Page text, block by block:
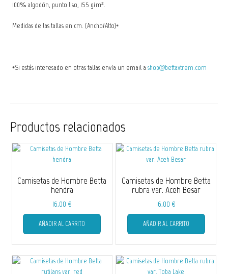
100% algodón, punto liso, 155 g/m².
Medidas de las tallas en cm. (Ancho/Alto)*
*Si estás interesado en otras tallas envía un email ashop@bettaxtrem.com
Productos relacionados
Camisetas de Hombre Betta
hendra
16,00 €
AÑADIR AL CARRITO
Este
múltiples
variantes.
Camisetas de Hombre Betta
rubra var. Aceh Besar
16,00 €
AÑADIR AL CARRITO
Este
tiene
múltiples